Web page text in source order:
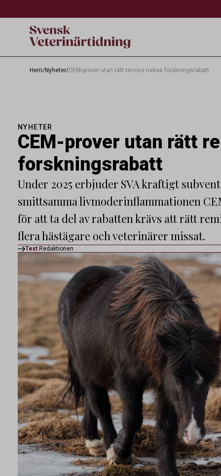
Hem/Nyheter/CEM-prover utan rätt remiss nekas forskningsrabatt
NYHETER
CEM-prover utan rätt
forskningsrabatt
Under 2025 erbjuder SVA kraftigt
smittsamma livmoderinflammationen
för att ta del av rabatten krävs att rätt
flera hästägare och veterinärer missat.
Text Redaktionen